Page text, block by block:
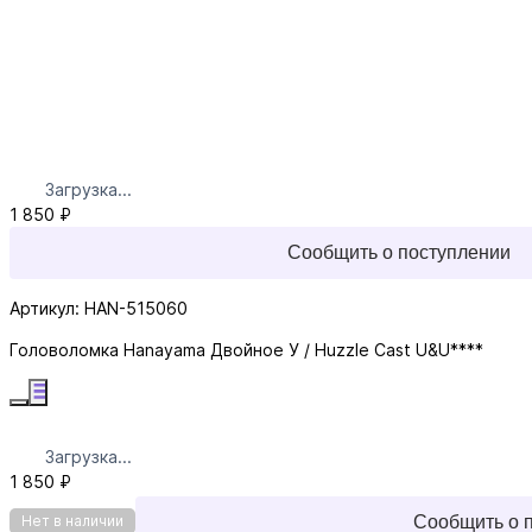
Загрузка...
1 850 ₽
Сообщить о поступлении
Артикул: HAN-515060
Головоломка Hanayama Двойное У / Huzzle Cast U&U****
Загрузка...
1 850 ₽
Нет в наличии Сообщить о